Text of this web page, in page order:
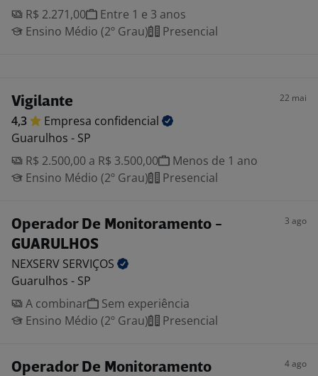
R$ 2.271,00
Entre 1 e 3 anos
Ensino Médio (2º Grau)
Presencial
Vigilante 22 mai
4,3 Empresa confidencial
Guarulhos - SP
R$ 2.500,00 a R$ 3.500,00
Menos de 1 ano
Ensino Médio (2º Grau)
Presencial
Operador De Monitoramento -
GUARULHOS
3 ago
NEXSERV SERVIÇOS
Guarulhos - SP
A combinar
Sem experiência
Ensino Médio (2º Grau)
Presencial
Operador De Monitoramento 4 ago